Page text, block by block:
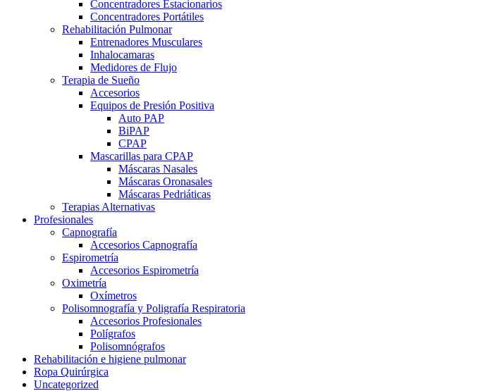
Concentradores Estacionarios
Concentradores Portátiles
Rehabilitación Pulmonar
Entrenadores Musculares
Inhalocamaras
Medidores de Flujo
Terapia de Sueño
Accesorios
Equipos de Presión Positiva
Auto PAP
BiPAP
CPAP
Mascarillas para CPAP
Máscaras Nasales
Máscaras Oronasales
Máscaras Pedriáticas
Terapias Alternativas
Profesionales
Capnografía
Accesorios Capnografía
Espirometría
Accesorios Espirometría
Oximetría
Oxímetros
Polisomnografía y Poligrafía Respiratoria
Accesorios Profesionales
Polígrafos
Polisomnógrafos
Rehabilitación e higiene pulmonar
Ropa Quirúrgica
Uncategorized